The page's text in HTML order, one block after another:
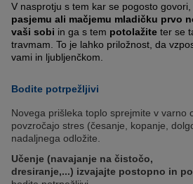
V nasprotju s tem kar se pogosto govori,
pasjemu ali mačjemu mladičku prvo
vaši sobi in ga s tem potolažite ter se
travmam. To je lahko priložnost, da
vami in ljubljenčkom.
Bodite potrpežljivi
Novega prišleka toplo sprejmite v varno
povzročajo stres (česanje, kopanje,
nadaljnega odložite.
Učenje (navajanje na čistočo,
dresiranje,...) izvajajte postopno in